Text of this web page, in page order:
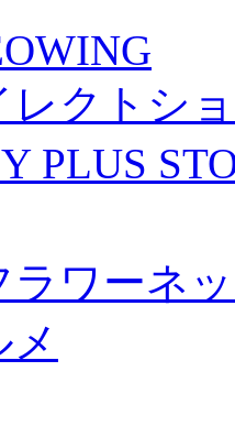
レクトシ
PLUS
ラワーネ